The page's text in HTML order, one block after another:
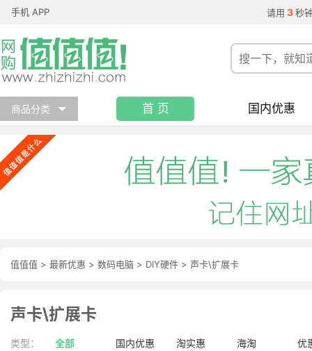
手机 APP 请用 3 秒
商品分类 首 页 国内优惠
值值值 > 最新优惠 > 数码电脑 > DIY硬件 > 声卡\扩展卡
声卡\扩展卡
类型： 全部 国内优惠 淘实惠 海淘 优